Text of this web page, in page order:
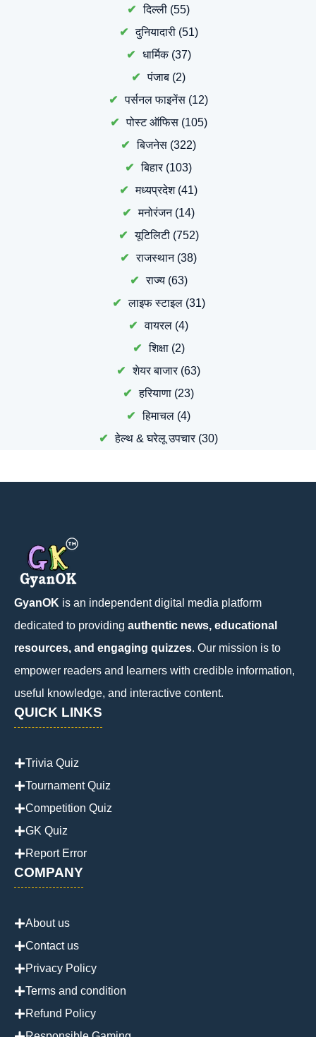
दिल्ली (55)
दुनियादारी(51)
धार्मिक(37)
पंजाब (2)
पर्सनल फाइनेंस (12)
पोस्ट ऑफिस(105)
बिजनेस (322)
बिहार(103)
मध्यप्रदेश(41)
मनोरंजन(14)
यूटिलिटी(752)
राजस्थान(38)
राज्य(63)
लाइफ स्टाइल(31)
वायरल (4)
शिक्षा(2)
शेयर बाजार(63)
हरियाणा (23)
हिमाचल (4)
हेल्थ & घरेलू उपचार(30)
GyanOK is an independent digital media platform
dedicated to providing authentic news, educational
resources, and engaging quizzes. Our mission is to
empower readers and learners with credible information,
useful knowledge, and interactive content.
QUICK LINKS
Trivia Quiz
Tournament Quiz
Competition Quiz
GK Quiz
Report Error
COMPANY
About us
Contact us
Privacy Policy
Terms and condition
Refund Policy